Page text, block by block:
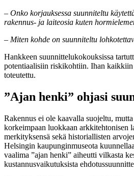
– Onko korjauksessa suunniteltu
rakennus- ja laiteosia kuten
– Miten kohde on suunniteltu
Hankkeen suunnittelukokouksissa
potentiaalisiin riskikohtiin. Ihan
toteutettu.
”Ajan henki” ohjasi
Rakennus ei ole kaavalla suojeltu,
korkeimpaan luokkaan arkkitehtonisen
merkityksensä sekä historiallisten
Helsingin kaupunginmuseota
vaalima ”ajan henki” aiheutti vilkasta
kustannusvaikutuksista